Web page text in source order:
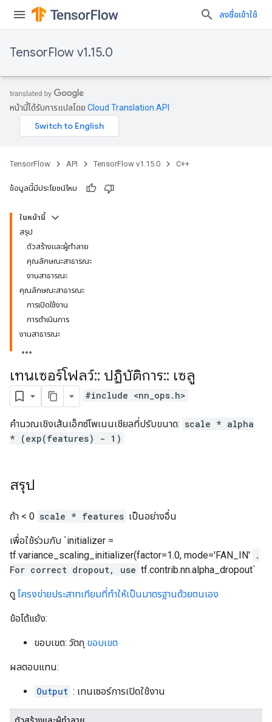
ลงชื่อเข้าใช้
TensorFlow v1.15.0
หน้านี้ได้รับการแปลโดย Cloud Translation API
TensorFlow API TensorFlow v1.15.0 C++
ข้อมูลนี้มีประโยชน์ไหม
ในหน้านี้
สรุป
ตัวสร้างและผู้ทำลาย
คุณลักษณะสาธารณะ
งานสาธารณะ
คุณลักษณะสาธารณะ
การเปิดใช้งาน
การดำเนินการ
งานสาธารณะ
เทนเซอร์โฟลว์:: ปฏิบัติการ:: เซลู
#include <nn_ops.h>
คำนวณเชิงเส้นเอ็กซ์โพเนนเชียลที่ปรับขนาด: scale * alpha
* (exp(features) - 1)
สรุป
ถ้า < 0 scale * features เป็นอย่างอื่น
เพื่อใช้ร่วมกับ `initializer =
tf.variance_scaling_initializer(factor=1.0, mode='FAN_IN' .
For correct dropout, use tf.contrib.nn.alpha_dropout`
ดู โครงข่ายประสาทเทียมที่ทำให้เป็นมาตรฐานด้วยตนเอง
ข้อโต้แย้ง:
ขอบเขต: วัตถุ ขอบเขต
ผลตอบแทน:
Output : เทนเซอร์การเปิดใช้งาน